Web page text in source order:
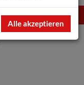
Alle akzeptieren